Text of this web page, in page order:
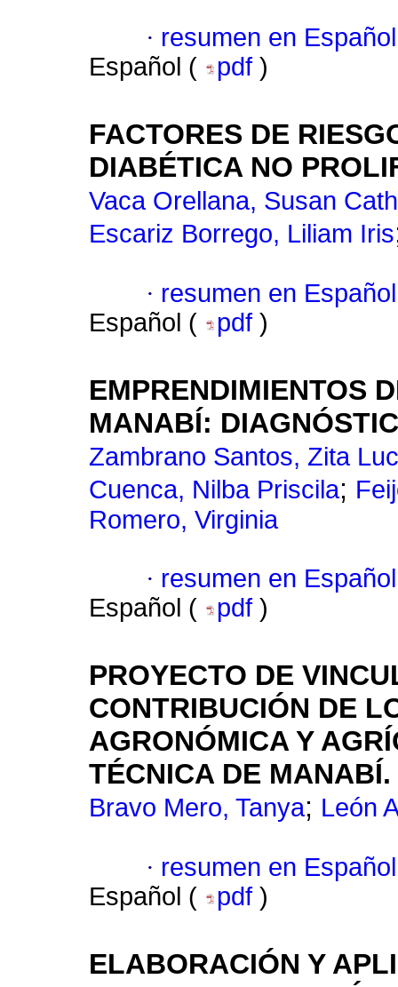
· resumen en Español
Español (
pdf )
FACTORES DE
DIABÉTICA NO
Vaca Orellana, Susan
Escariz Borrego, Liliam Iris
· resumen en Español
Español (
pdf )
EMPRENDIMIENTOS
MANABÍ:
Zambrano Santos, Zita
Cuenca, Nilba Priscila;
Romero, Virginia
· resumen en Español
Español (
pdf )
PROYECTO DE
CONTRIBUCIÓN DE
AGRONÓMICA Y
TÉCNICA DE MANABÍ.
Bravo Mero, Tanya; León
· resumen en Español
Español (
pdf )
ELABORACIÓN Y